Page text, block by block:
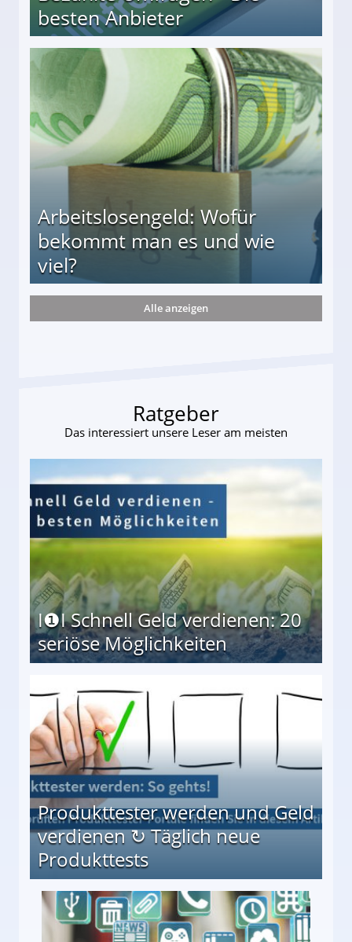
besten Anbieter
Arbeitslosengeld: Wofür
bekommt man es und wie
viel?
und wie viel?
Alle anzeigen
Ratgeber
Das interessiert unsere Leser am meisten
I❶I Schnell Geld verdienen: 20
seriöse Möglichkeiten
Produkttester werden und Geld
verdienen ↻ Täglich neue
Produkttests
↻ Täglich neue Produkttests